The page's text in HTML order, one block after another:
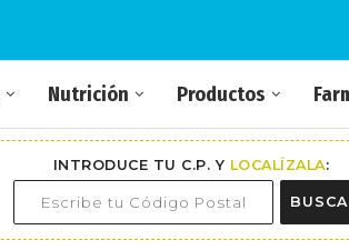
Nutrición Productos
INTRODUCE TU C.P. Y LOCALÍZALA: